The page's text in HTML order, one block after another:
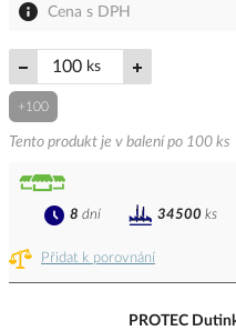
Cena s DPH
ks
+100
Tento produkt je v balení po 100 ks
Přidat k porovnání
8 dní 34500 ks
PROTEC